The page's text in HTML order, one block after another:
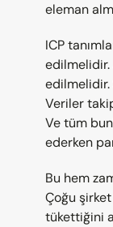
eleman
ICP
Veriler
Ve tüm
ederken
Bu hem
Çoğu
tükettiğini